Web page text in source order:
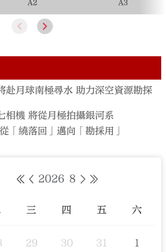
A2 A3
赴月球南極尋水 助力深空資源勘探
相機 將從月極拍攝銀河系
「繞落回」邁向「勘採用」
2026 8
三 四 五 六
29 30 31 1